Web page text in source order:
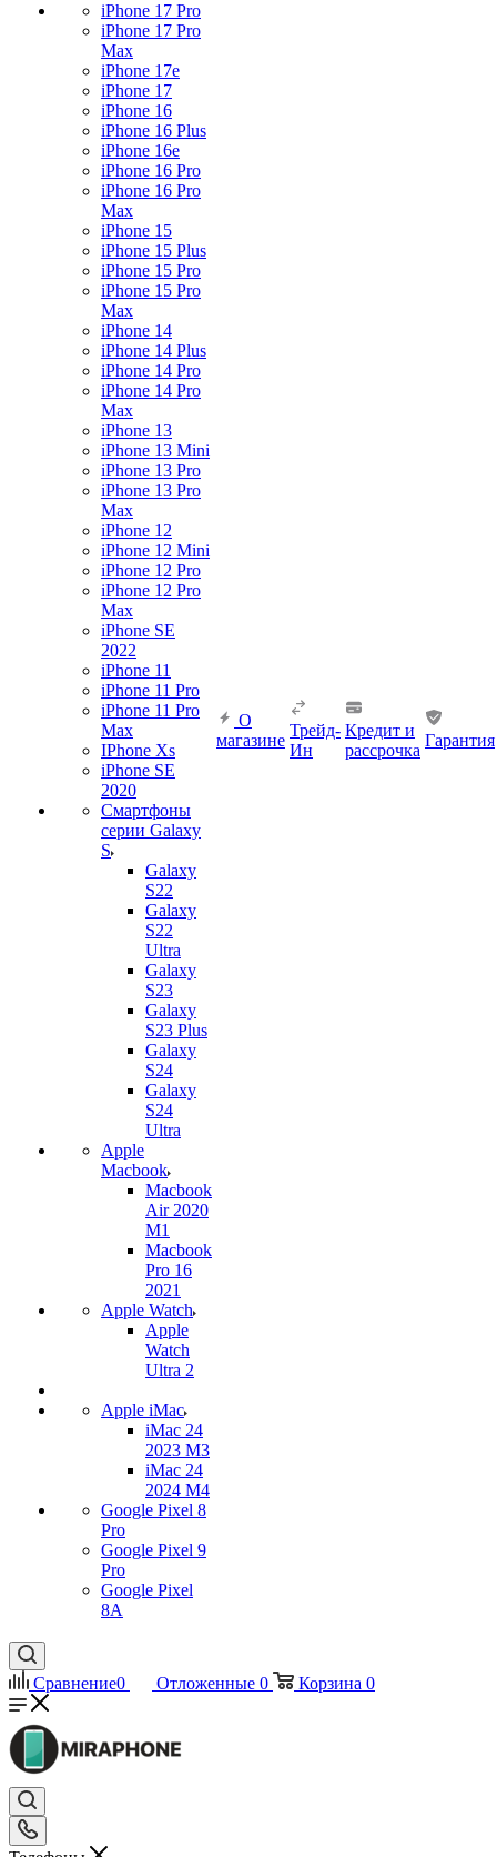
iPhone 17 Pro
iPhone 17 Pro
Max
iPhone 17e
iPhone 17
iPhone 16
iPhone 16 Plus
iPhone 16e
iPhone 16 Pro
iPhone 16 Pro
Max
iPhone 15
iPhone 15 Plus
iPhone 15 Pro
iPhone 15 Pro
Max
iPhone 14
iPhone 14 Plus
iPhone 14 Pro
iPhone 14 Pro
Max
iPhone 13
iPhone 13 Mini
iPhone 13 Pro
iPhone 13 Pro
Max
iPhone 12
iPhone 12 Mini
iPhone 12 Pro
iPhone 12 Pro
Max
iPhone SE
2022
iPhone 11
iPhone 11 Pro
iPhone 11 Pro
Max
IPhone Xs
iPhone SE
2020
Смартфоны
серии Galaxy
S
Galaxy
S22
Galaxy
S22
Ultra
Galaxy
S23
Galaxy
S23 Plus
Galaxy
S24
Galaxy
S24
Ultra
Apple
Macbook
Macbook
Air 2020
M1
Macbook
Pro 16
2021
Apple Watch
Apple
Watch
Ultra 2
Apple iMac
iMac 24
2023 M3
iMac 24
2024 M4
Google Pixel 8
Pro
Google Pixel 9
Pro
Google Pixel
8A
О
магазине
Трейд-
Ин
Кредит и
рассрочка
Гарантия
Сравнение0 Отложенные 0 Корзина 0